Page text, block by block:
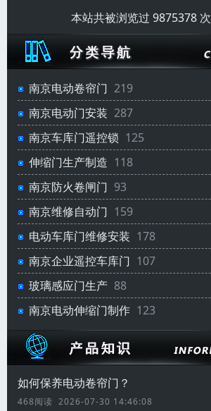
本站共被浏览过 9875378 次
南京电动卷帘门 219
南京电动门安装 287
南京车库门遥控锁 125
伸缩门生产制造 118
南京防火卷闸门 93
南京维修自动门 159
电动车库门维修安装 178
南京企业遥控车库门 107
玻璃感应门生产 88
南京电动伸缩门制作 123
如何保养电动卷帘门？
468阅读 2026-07-30 14:46:08